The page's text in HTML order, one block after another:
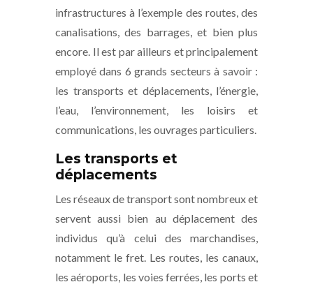
infrastructures à l’exemple des routes, des
canalisations, des barrages, et bien plus
encore. Il est par ailleurs et principalement
employé dans 6 grands secteurs à savoir :
les transports et déplacements, l’énergie,
l’eau, l’environnement, les loisirs et
communications, les ouvrages particuliers.
Les transports et
déplacements
Les réseaux de transport sont nombreux et
servent aussi bien au déplacement des
individus qu’à celui des marchandises,
notamment le fret. Les routes, les canaux,
les aéroports, les voies ferrées, les ports et